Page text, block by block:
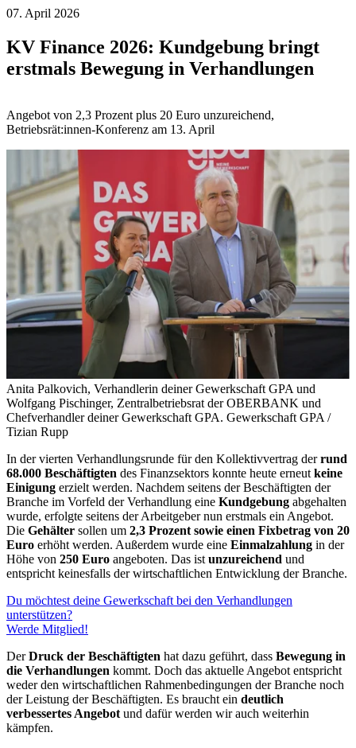
07. April 2026
KV Finance 2026: Kundgebung bringt
erstmals Bewegung in Verhandlungen
Angebot von 2,3 Prozent plus 20 Euro unzureichend,
Betriebsrät:innen-Konferenz am 13. April
Anita Palkovich, Verhandlerin deiner Gewerkschaft GPA und
Wolfgang Pischinger, Zentralbetriebsrat der OBERBANK und
Chefverhandler deiner Gewerkschaft GPA. Gewerkschaft GPA /
Tizian Rupp
In der vierten Verhandlungsrunde für den Kollektivvertrag derrund
68.000 Beschäftigten des Finanzsektors konnte heute erneut keine
Einigung erzielt werden. Nachdem seitens der Beschäftigten der
Branche im Vorfeld der Verhandlung eine Kundgebung abgehalten
wurde, erfolgte seitens der Arbeitgeber nun erstmals ein Angebot.
Die Gehälter sollen um 2,3 Prozent sowie einen Fixbetrag von 20
Euro erhöht werden. Außerdem wurde eine Einmalzahlung in der
Höhe von 250 Euro angeboten. Das ist unzureichend und
entspricht keinesfalls der wirtschaftlichen Entwicklung der Branche.
Du möchtest deine Gewerkschaft bei den Verhandlungen
unterstützen?
Werde Mitglied!
DerDruck der Beschäftigten hat dazu geführt, dass Bewegung in
die Verhandlungen kommt. Doch das aktuelle Angebot entspricht
weder den wirtschaftlichen Rahmenbedingungen der Branche noch
der Leistung der Beschäftigten. Es braucht ein deutlich
verbessertes Angebot und dafür werden wir auch weiterhin
kämpfen.